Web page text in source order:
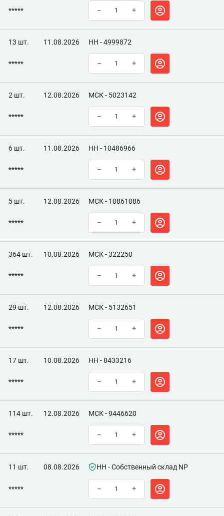
***** – +
13 шт. 11.08.2026 НН - 4999872
***** – +
2 шт. 12.08.2026 МСК - 5023142
***** – +
6 шт. 11.08.2026 НН - 10486966
***** – +
5 шт. 12.08.2026 МСК - 10861086
***** – +
364 шт. 10.08.2026 МСК - 322250
***** – +
29 шт. 12.08.2026 МСК - 5132651
***** – +
17 шт. 10.08.2026 НН - 8433216
***** – +
114 шт. 12.08.2026 МСК - 9446620
***** – +
11 шт. 08.08.2026 НН - Собственный склад NP
***** – +